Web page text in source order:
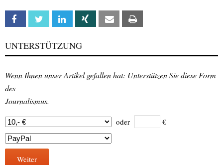
Facebook Twitter Linkedin Xing Email
UNTERSTÜTZUNG
Wenn Ihnen unser Artikel gefallen hat: Unterstützen Sie diese Form
des
Journalismus.
oder €
Weiter